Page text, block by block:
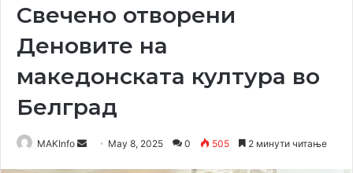
Свечено отворени
Деновите на
македонската култура во
Белград
MAKInfo
Send May 8, 2025 0 505 2 минути читање